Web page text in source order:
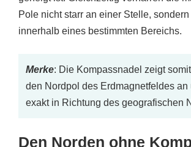
Pole nicht starr an einer Stelle,
innerhalb eines bestimmten Bereichs.
Merke: Die Kompassnadel zeigt
den Nordpol des Erdmagnetfeldes an
exakt in Richtung des geografischen
Den Norden ohne